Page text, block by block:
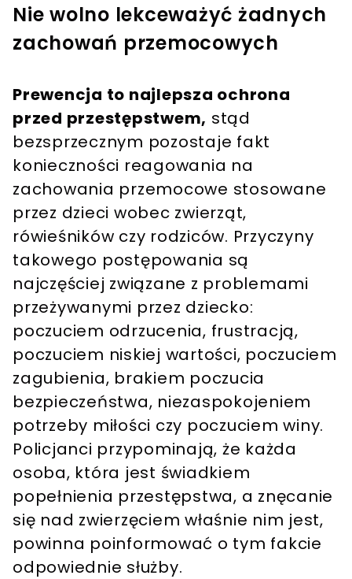
Nie wolno lekceważyć żadnych
zachowań przemocowych
Prewencja to najlepsza ochrona
przed przestępstwem, stąd
bezsprzecznym pozostaje fakt
konieczności reagowania na
zachowania przemocowe stosowane
przez dzieci wobec zwierząt,
rówieśników czy rodziców. Przyczyny
takowego postępowania są
najczęściej związane z problemami
przeżywanymi przez dziecko:
poczuciem odrzucenia, frustracją,
poczuciem niskiej wartości, poczuciem
zagubienia, brakiem poczucia
bezpieczeństwa, niezaspokojeniem
potrzeby miłości czy poczuciem winy.
Policjanci przypominają, że każda
osoba, która jest świadkiem
popełnienia przestępstwa, a znęcanie
się nad zwierzęciem właśnie nim jest,
powinna poinformować o tym fakcie
odpowiednie służby.